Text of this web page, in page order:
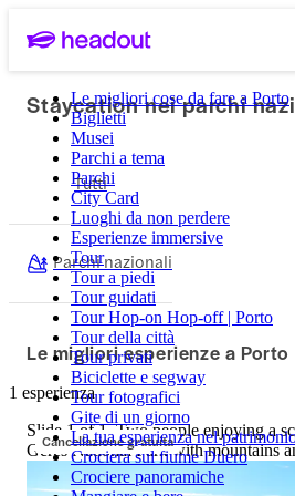
Le migliori cose da fare a Porto
Biglietti
Musei
Parchi a tema
Parchi
City Card
Luoghi da non perdere
Esperienze immersive
Tour
Tour a piedi
Tour guidati
Tour Hop-on Hop-off | Porto
Tour della città
Tour privati
Biciclette e segway
Tour fotografici
Gite di un giorno
La tua esperienza nel
Crociera sul fiume Duero
Crociere panoramiche
Staycation nei parchi
Tutti
Parchi nazionali
Le migliori esperienze a Porto
1 esperienza
Cancellazione gratuita
Slide 1 of 1, Two people enjoying a
Gerês National Park with mountains